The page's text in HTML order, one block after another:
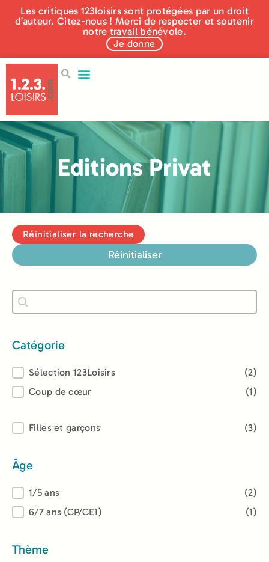
Les critiques 123loisirs sont protégées par un droit
d’auteur. Citez-nous ! Merci de respecter et soutenir
notre travail bénévole.
Je donne
Editions Privat
Réinitialiser la recherche
Réinitialiser
Recherche
Rechercher
Catégorie
Catégorie
Sélection 123Loisirs
(2)
Coup de cœur
(1)
Lectorat
Filles et garçons (3)
Âge
Âge1/5 ans
(2)
6/7 ans (CP/CE1)
(1)
Thème